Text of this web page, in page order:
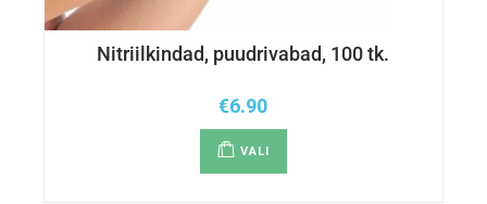
Nitriilkindad, puudrivabad, 100 tk.
€6.90
VALI